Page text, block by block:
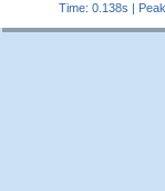
Time: 0.138s |